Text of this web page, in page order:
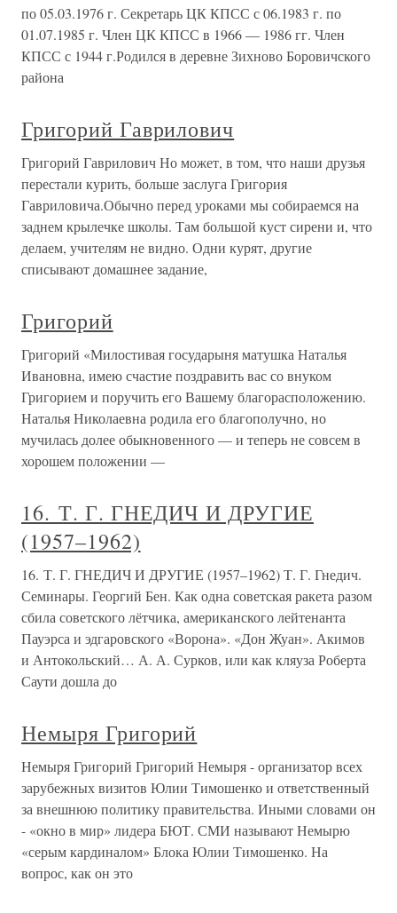
по 05.03.1976 г. Секретарь ЦК КПСС с 06.1983 г. по
01.07.1985 г. Член ЦК КПСС в 1966 — 1986 гг. Член
КПСС с 1944 г.Родился в деревне Зихново Боровичского
района
Григорий Гаврилович
Григорий Гаврилович Но может, в том, что наши друзья
перестали курить, больше заслуга Григория
Гавриловича.Обычно перед уроками мы собираемся на
заднем крылечке школы. Там большой куст сирени и, что
делаем, учителям не видно. Одни курят, другие
списывают домашнее задание,
Григорий
Григорий «Милостивая государыня матушка Наталья
Ивановна, имею счастие поздравить вас со внуком
Григорием и поручить его Вашему благорасположению.
Наталья Николаевна родила его благополучно, но
мучилась долее обыкновенного — и теперь не совсем в
хорошем положении —
16. Т. Г. ГНЕДИЧ И ДРУГИЕ
(1957–1962)
16. Т. Г. ГНЕДИЧ И ДРУГИЕ (1957–1962) Т. Г. Гнедич.
Семинары. Георгий Бен. Как одна советская ракета разом
сбила советского лётчика, американского лейтенанта
Пауэрса и эдгаровского «Ворона». «Дон Жуан». Акимов
и Антокольский… А. А. Сурков, или как кляуза Роберта
Саути дошла до
Немыря Григорий
Немыря Григорий Григорий Немыря - организатор всех
зарубежных визитов Юлии Тимошенко и ответственный
за внешнюю политику правительства. Иными словами он
- «окно в мир» лидера БЮТ. СМИ называют Немырю
«серым кардиналом» Блока Юлии Тимошенко. На
вопрос, как он это